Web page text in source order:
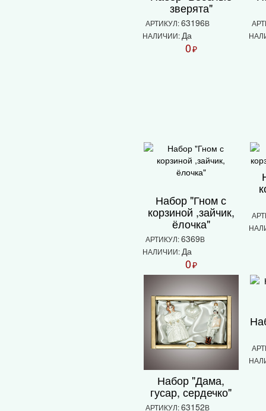
зверята"
АРТИКУЛ:63196В
НАЛИЧИИ:Да
0₽
Набор "Гном с
корзиной ,зайчик,
ёлочка"
АРТИКУЛ:6369В
НАЛИЧИИ:Да
0₽
Набор "Дама,
гусар, сердечко"
АРТИКУЛ:63152В